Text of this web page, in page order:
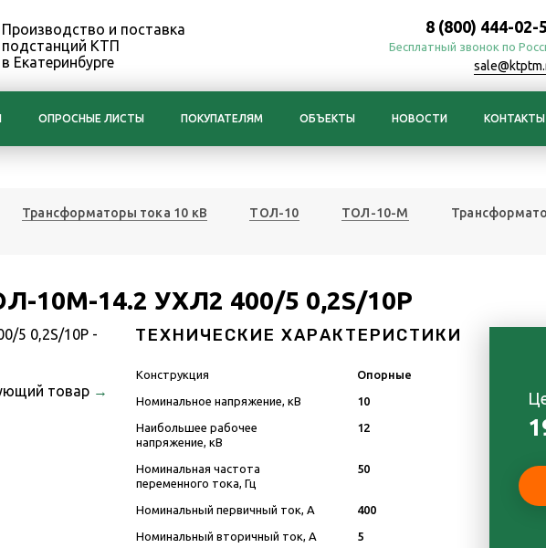
Производство и поставка
подстанций КТП
в Екатеринбурге
8 (800) 444-02-
Бесплатный звонок по
ОПРОСНЫЕ ЛИСТЫ ПОКУПАТЕЛЯМ ОБЪЕКТЫ НОВОСТИ КОНТАКТЫ
Трансформаторы тока 10 кВ ТОЛ-10 ТОЛ-10-М
10М-14.2 УХЛ2 400/5 0,2S/10Р
товар →
ТЕХНИЧЕСКИЕ ХАРАКТЕРИСТИКИ
Конструкция Опорные
Номинальное напряжение, кВ 10
Наибольшее рабочее
напряжение, кВ
12
Номинальная частота
переменного тока, Гц
50
Номинальный первичный ток, А 400
Номинальный вторичный ток, А 5